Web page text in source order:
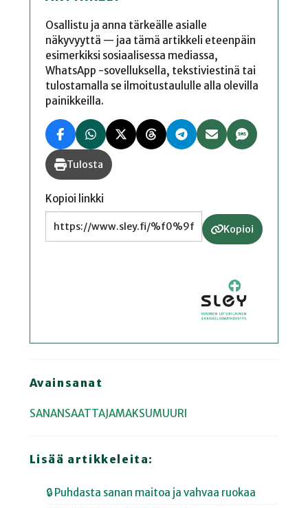
Osallistu ja anna tärkeälle asialle
näkyvyyttä — jaa tämä artikkeli eteenpäin
esimerkiksi sosiaalisessa mediassa,
WhatsApp -sovelluksella, tekstiviestinä tai
tulostamalla se ilmoitustaululle alla olevilla
painikkeilla.
Tulosta
Kopioi linkki
Kopioi
Avainsanat
SANANSAATTAJAMAKSUMUURI
Lisää artikkeleita:
🔒 Puhdasta sanan maitoa ja vahvaa ruokaa